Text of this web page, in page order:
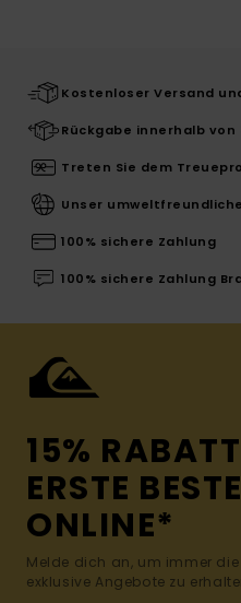
Kostenloser Versand
Rückgabe innerhalb von
Treten Sie dem
Unser
100% sichere Zahlung
100% sichere Zahlung
15%
ERSTE
ONLINE*
Melde dich an, um immer
exklusive Angebote zu